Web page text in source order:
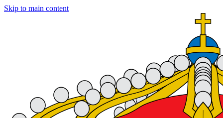
Skip to main content